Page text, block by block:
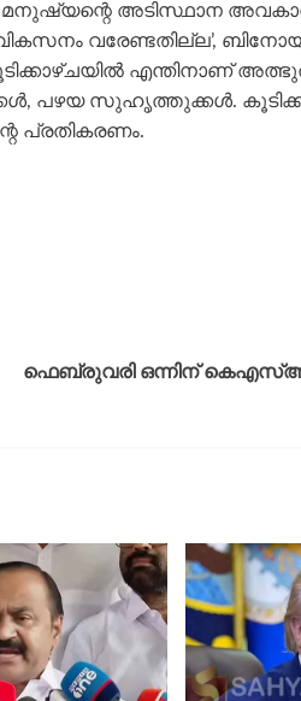
മനുഷ്യന്റെ അടിസ്ഥാന
വികസനം വരേണ്ടതില്ല’,
എന്തിനാണ്
പഴയ സുഹൃത്തുക്കള്‍.
പ്രതികരണം.
ഫെബ്രുവരി ഒന്നിന്